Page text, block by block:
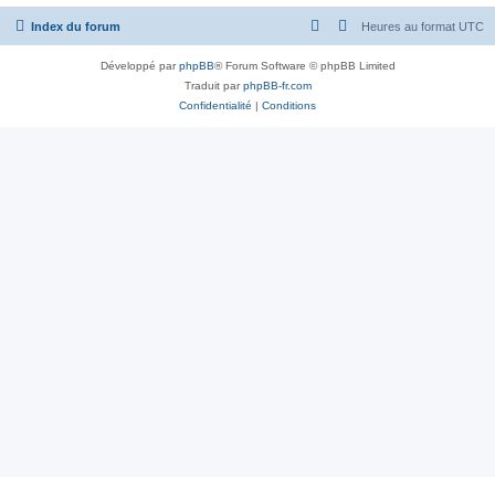
Index du forum Heures au format UTC
Développé parphpBB® Forum Software © phpBB Limited
Traduit parphpBB-fr.com
Confidentialité | Conditions